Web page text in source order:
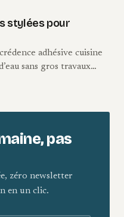
stylées pour
adhésive cuisine
sans gros travaux…
pas
zéro newsletter
en un clic.